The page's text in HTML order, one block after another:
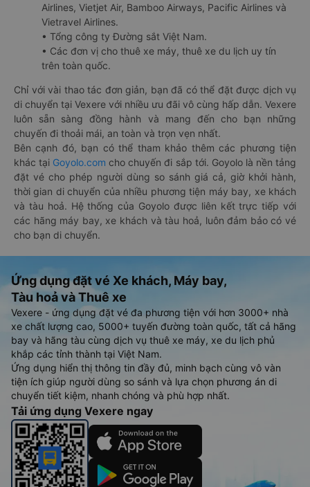
Airlines, Vietjet Air, Bamboo Airways, Pacific Airlines và
Vietravel Airlines.
• Tổng công ty Đường sắt Việt Nam.
• Các đơn vị cho thuê xe máy, thuê xe du lịch uy tín
trên toàn quốc.
Chỉ với vài thao tác đơn giản, bạn đã có thể đặt được dịch vụ
di chuyển tại Vexere với nhiều ưu đãi vô cùng hấp dẫn. Vexere
luôn sẵn sàng đồng hành và mang đến cho bạn những
chuyến đi thoải mái, an toàn và trọn vẹn nhất.
Bên cạnh đó, bạn có thể tham khảo thêm các phương tiện
khác tại Goyolo.com cho chuyến đi sắp tới. Goyolo là nền tảng
đặt vé cho phép người dùng so sánh giá cả, giờ khởi hành,
thời gian di chuyển của nhiều phương tiện máy bay, xe khách
và tàu hoả. Hệ thống của Goyolo được liên kết trực tiếp với
các hãng máy bay, xe khách và tàu hoả, luôn đảm bảo có vé
cho bạn di chuyển.
Ứng dụng đặt vé Xe khách, Máy bay,
Tàu hoả và Thuê xe
Vexere - ứng dụng đặt vé đa phương tiện với hơn 3000+ nhà
xe chất lượng cao, 5000+ tuyến đường toàn quốc, tất cả hãng
bay và hãng tàu cùng dịch vụ thuê xe máy, xe du lịch phủ
khắp các tỉnh thành tại Việt Nam.
Ứng dụng hiển thị thông tin đầy đủ, minh bạch cùng vô vàn
tiện ích giúp người dùng so sánh và lựa chọn phương án di
chuyển tiết kiệm, nhanh chóng và phù hợp nhất.
Tải ứng dụng Vexere ngay